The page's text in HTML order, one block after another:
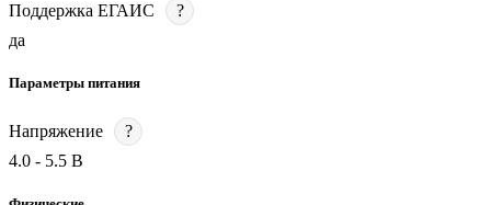
Поддержка ЕГАИС
?
да
Параметры питания
Напряжение
?
4.0 - 5.5 В